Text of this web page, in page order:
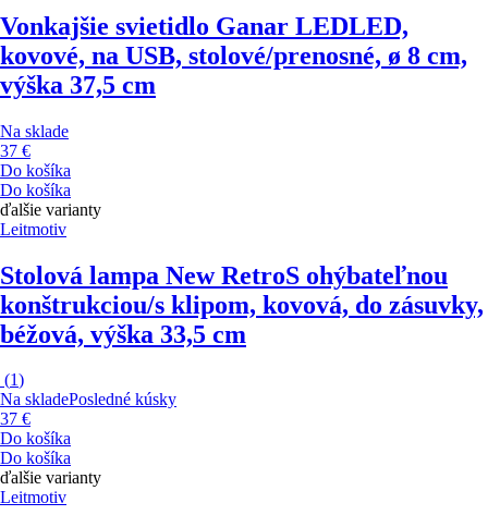
Vonkajšie svietidlo Ganar LEDLED,
kovové, na USB, stolové/prenosné, ø 8 cm,
výška 37,5 cm
Na sklade
37 €
Do košíka
Do košíka
ďalšie varianty
Leitmotiv
Stolová lampa New RetroS ohýbateľnou
konštrukciou/s klipom, kovová, do zásuvky,
béžová, výška 33,5 cm
(1)
Na skladePosledné kúsky
37 €
Do košíka
Do košíka
ďalšie varianty
Leitmotiv